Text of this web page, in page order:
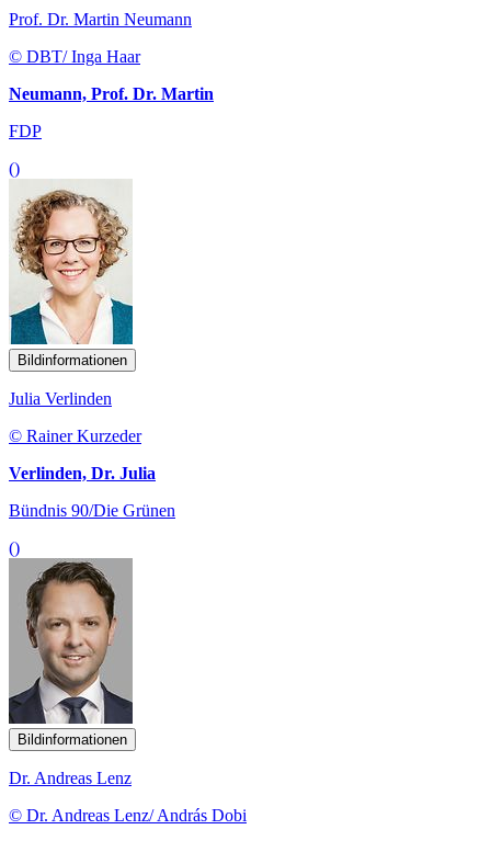
Prof. Dr. Martin Neumann
© DBT/ Inga Haar
Neumann, Prof. Dr. Martin
FDP
()
Bildinformationen
Julia Verlinden
© Rainer Kurzeder
Verlinden, Dr. Julia
Bündnis 90/Die Grünen
()
Bildinformationen
Dr. Andreas Lenz
© Dr. Andreas Lenz/ András Dobi